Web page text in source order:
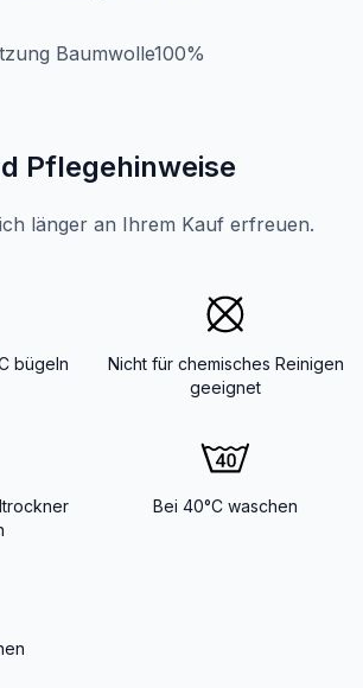
Baumwolle100%
Pflegehinweise
länger an Ihrem Kauf erfreuen.
bügeln
Nicht für chemisches Reinigen
geeignet
Bei 40°C waschen